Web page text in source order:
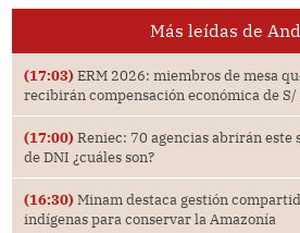
Más leídas de
(17:03) ERM 2026: miembros de mesa
recibirán compensación económica de S/
(17:00) Reniec: 70 agencias abrirán este
de DNI ¿cuáles son?
(16:30) Minam destaca gestión
indígenas para conservar la Amazonía